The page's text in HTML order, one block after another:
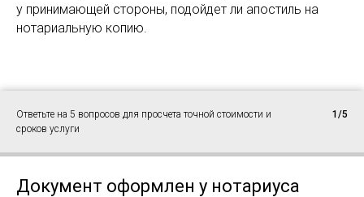
у принимающей стороны, подойдет ли апостиль на
нотариальную копию.
Ответьте на 5 вопросов для просчета точной стоимости и
сроков услуги
1/5
Документ оформлен у нотариуса